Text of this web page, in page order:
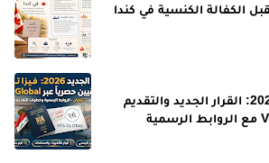
الكفالة الكنسية في كندا
فيزا تركيا للعراقيين 2026: القرار الجديد والتقديم